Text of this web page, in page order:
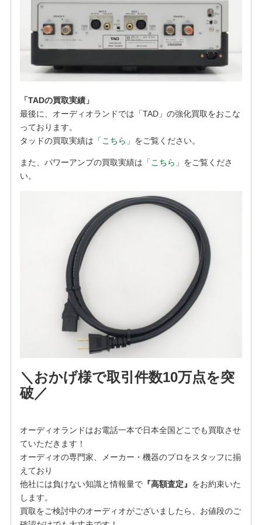
「TADの買取実績」
最後に、オーディオランドでは「TAD」の強化買取をおこな
っております。
タッドの買取実績は 「こちら」 をご覧ください。
また、パワーアンプの買取実績は 「こちら」 をご覧くださ
い。
＼おかげ様で取引件数10万点を突
破／
オーディオランドはお電話一本で日本全国どこでも買取させ
ていただきます！
オーディオの専門家、メーカー・機器のプロをスタッフに揃
えており
他社には負けない知識と情報量で『高額査定』 をお約束いた
します。
買取をご検討中のオーディオがございましたら、お値段のご